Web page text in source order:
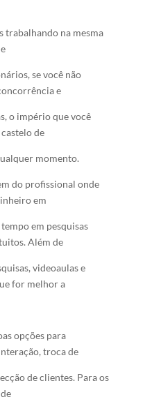
trabalhando na mesma
se você não
e
o império que você
de
momento.
do profissional onde
em
em pesquisas
Além de
videoaulas e
for melhor a
opções para
troca de
de clientes. Para os